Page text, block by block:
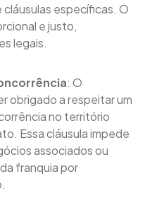
específicas. O
e justo,
legais.
: O
obrigado a respeitar um
no território
Essa cláusula impede
associados ou
franquia por